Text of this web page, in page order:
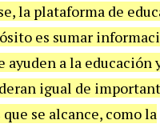
la plataforma de
es sumar
ayuden a la educación
igual de
se alcance, como la